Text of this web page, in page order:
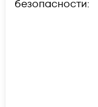
безопасности: